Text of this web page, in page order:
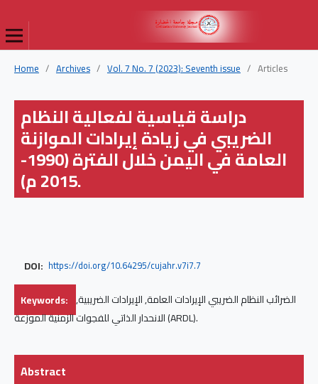
Home / Archives / Vol. 7 No. 7 (2023): Seventh issue / Articles
دراسة قياسية لفعالية النظام
الضريبي في زيادة إيرادات الموازنة
العامة في اليمن خلال الفترة (1990-
2015 م).
DOI: https://doi.org/10.64295/cujahr.v7i7.7
Keywords: الضرائب النظام الضريبي الإيرادات العامة, الإيرادات الضريبية,
الانحدار الذاتي للفجوات الزمنية الموزعة (ARDL).
Abstract